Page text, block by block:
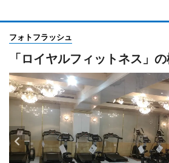
フォトフラッシュ
「ロイヤルフィットネス」